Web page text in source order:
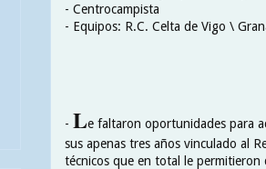
- Centrocampista
- Equipos: R.C. Celta de Vigo \
- Le faltaron oportunidades para
sus apenas tres años vinculado al
técnicos que en total le